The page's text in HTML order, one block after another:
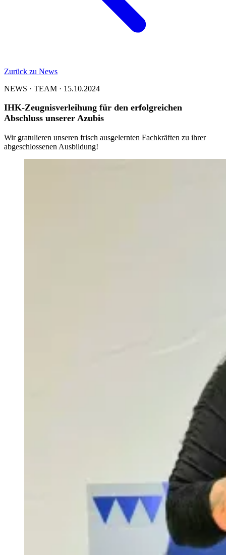
Zurück zu News
NEWS · TEAM · 15.10.2024
IHK-Zeugnisverleihung für den erfolgreichen
Abschluss unserer Azubis
Wir gratulieren unseren frisch ausgelernten Fachkräften zu ihrer
abgeschlossenen Ausbildung!